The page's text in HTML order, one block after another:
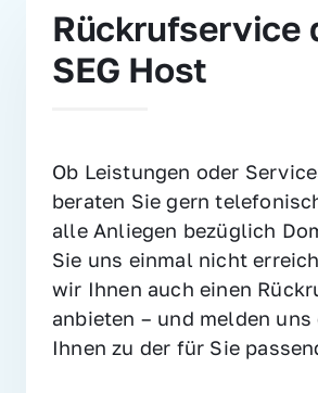
Rückrufservice
SEG Host
Ob Leistungen oder
beraten Sie gern
alle Anliegen bezüglich
Sie uns einmal nicht
wir Ihnen auch einen
anbieten – und melden uns
Ihnen zu der für Sie